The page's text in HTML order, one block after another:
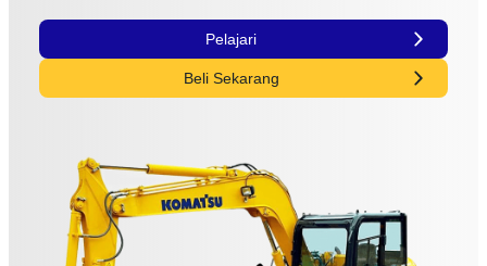
Pelajari
Beli Sekarang